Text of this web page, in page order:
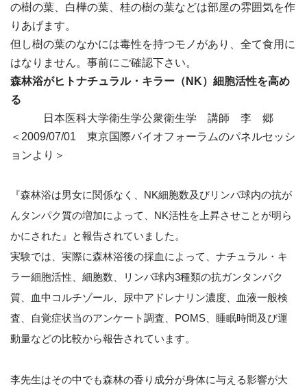
の樹の葉、白樺の葉、桂の樹の葉などは部屋の雰囲気を作
りあげます。
但し樹の葉のなかには毒性を持つモノがあり、全て食用に
はなりません。事前にご確認下さい。
森林浴がヒトナチュラル・キラー（NK）細胞活性を高め
る
日本医科大学衛生学公衆衛生学 講師 李 郷
＜2009/07/01 東京国際バイオフォーラムのパネルセッシ
ョンより＞
『森林浴は男女に関係なく、NK細胞数及びリンパ球内の抗が
んタンパク質の増加によって、NK活性を上昇させことが明ら
かにされた』と報告されていました。
実験では、実際に森林浴後の採血によって、ナチュラル・キ
ラー細胞活性、細胞数、リンパ球内3種類の抗ガンタンパク
質、血中コルチゾール、尿中アドレナリン濃度、血液一般検
査、自覚症状当のアンケート調査、POMS、睡眠時間及び運
動量などの比較から報告されています。
李先生はその中でも森林の香り成分が身体に与える影響が大